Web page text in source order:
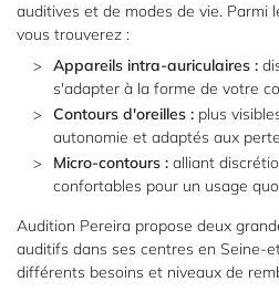
auditives et de modes de vie. Parmi
vous trouverez :
Appareils intra-auriculaires :
s'adapter à la forme de votre
Contours d'oreilles : plus
autonomie et adaptés aux
Micro-contours : alliant
confortables pour un usage
Audition Pereira propose deux
auditifs dans ses centres en Seine-
différents besoins et niveaux de